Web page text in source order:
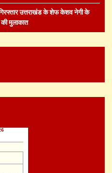
उत्तराखंड के शेफ केशव नेगी के
मुलाकात